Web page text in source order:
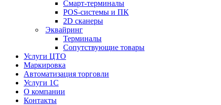
Смарт-терминалы
POS-системы и ПК
2D сканеры
Эквайринг
Терминалы
Сопутствующие товары
Услуги ЦТО
Маркировка
Автоматизация торговли
Услуги 1С
О компании
Контакты